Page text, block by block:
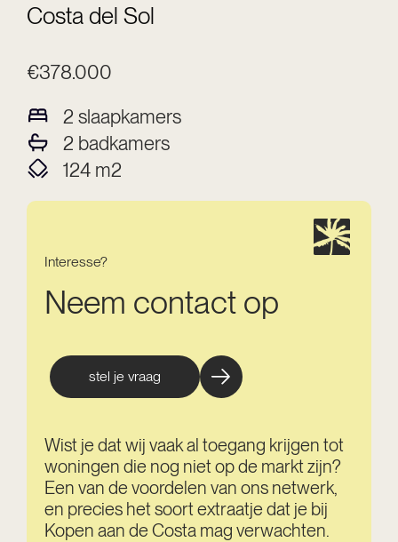
Costa del Sol
€378.000
2 slaapkamers
2 badkamers
124 m2
Interesse?
Neem contact op
stel je vraag
Wist je dat wij vaak al toegang krijgen tot
woningen die nog niet op de markt zijn?
Een van de voordelen van ons netwerk,
en precies het soort extraatje dat je bij
Kopen aan de Costa mag verwachten.